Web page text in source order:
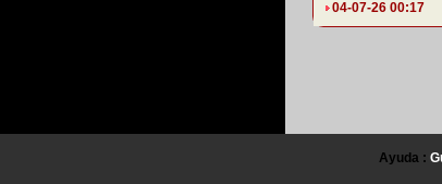
04-07-26 00:17
Ayuda :